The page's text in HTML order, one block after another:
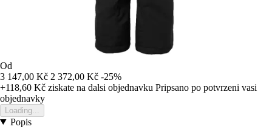
Od
3 147,00 Kč 2 372,00 Kč -25%
+118,60 Kč ziskate na dalsi objednavku Pripsano po potvrzeni vasi
objednavky
Loading...
Popis